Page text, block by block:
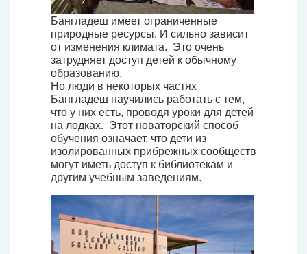
Бангладеш имеет ограниченные
природные ресурсы. И сильно зависит
от изменения климата. Это очень
затрудняет доступ детей к обычному
образованию.
Но люди в некоторых частях
Бангладеш научились работать с тем,
что у них есть, проводя уроки для детей
на лодках. Этот новаторский способ
обучения означает, что дети из
изолированных прибрежных сообществ
могут иметь доступ к библиотекам и
другим учебным заведениям.